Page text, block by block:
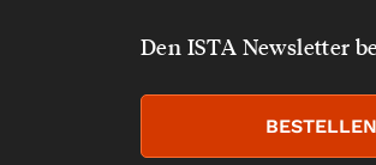
Den ISTA Newsletter
BESTELLEN